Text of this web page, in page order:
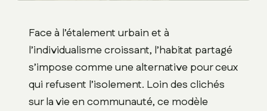
Face à l’étalement urbain et à
l’individualisme croissant, l’habitat partagé
s’impose comme une alternative pour ceux
qui refusent l’isolement. Loin des clichés
sur la vie en communauté, ce modèle